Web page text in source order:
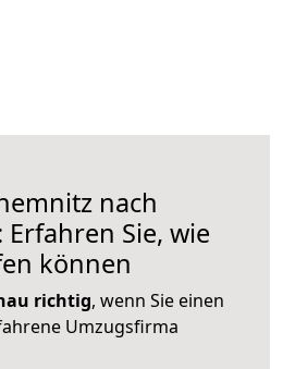
nach
Sie, wie
können
richtig, wenn Sie einen
Umzugsfirma